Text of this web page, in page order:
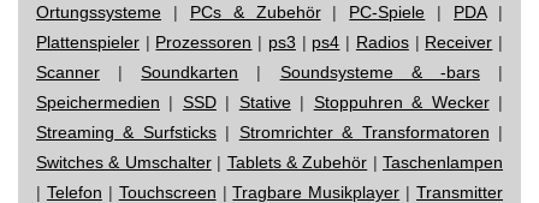
Ortungssysteme | PCs & Zubehör| PC-Spiele | PDA|
Plattenspieler | Prozessoren | ps3 | ps4 | Radios| Receiver |
Scanner |Soundkarten | Soundsysteme & -bars|
Speichermedien | SSD| Stative| Stoppuhren & Wecker|
Streaming & Surfsticks| Stromrichter & Transformatoren |
Switches & Umschalter| Tablets & Zubehör | Taschenlampen
| Telefon | Touchscreen |Tragbare Musikplayer | Transmitter